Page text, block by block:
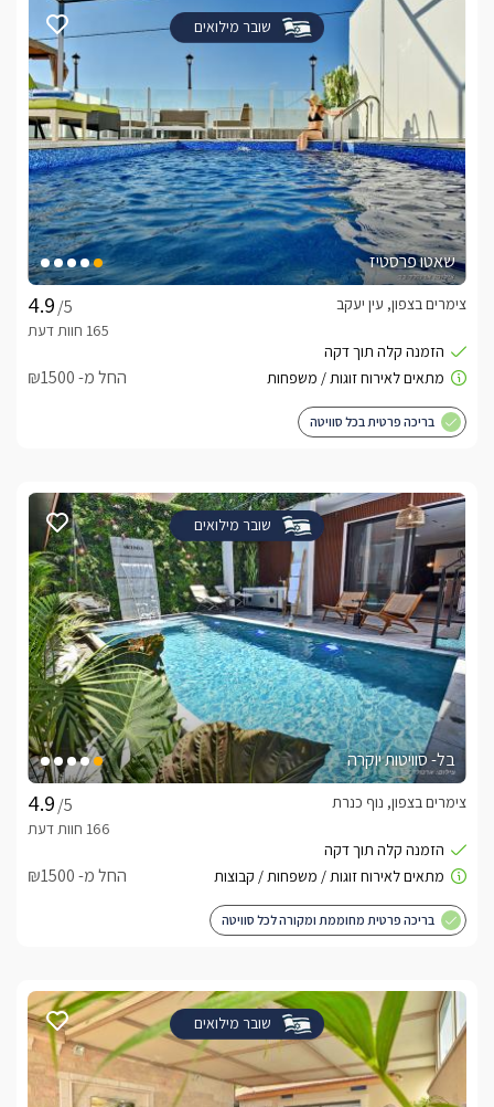
שובר מילואים
שאטו פרסטיז
/5
צימרים בצפון, עין יעקב
החל מ- ₪1500
בריכה פרטית בכל סוויטה
שובר מילואים
בל- סוויטות יוקרה
/5
צימרים בצפון, נוף כנרת
החל מ- ₪1500
בריכה פרטית מחוממת ומקורה לכל סוויטה
שובר מילואים